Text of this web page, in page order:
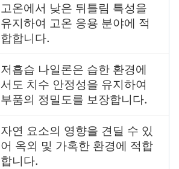
고온에서 낮은 뒤틀림 특성을
유지하여 고온 응용 분야에 적
합합니다.
저흡습 나일론은 습한 환경에
서도 치수 안정성을 유지하여
부품의 정밀도를 보장합니다.
자연 요소의 영향을 견딜 수 있
어 옥외 및 가혹한 환경에 적합
합니다.